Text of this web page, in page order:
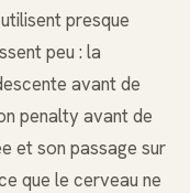
presque
peu : la
avant de
penalty avant de
et son passage sur
que le cerveau ne